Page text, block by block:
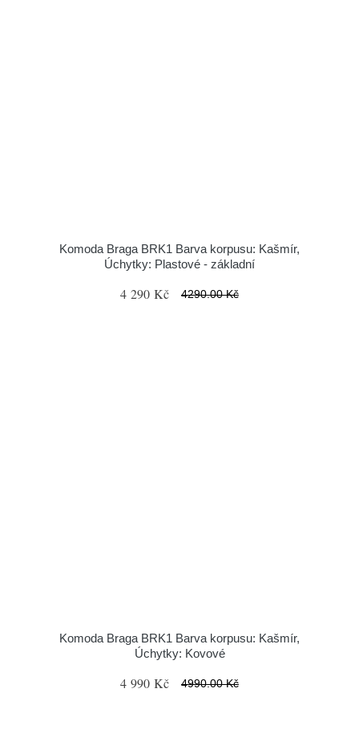
Komoda Braga BRK1 Barva korpusu: Kašmír,
Úchytky: Plastové - základní
4 290 Kč 4290.00 Kč
Komoda Braga BRK1 Barva korpusu: Kašmír,
Úchytky: Kovové
4 990 Kč 4990.00 Kč